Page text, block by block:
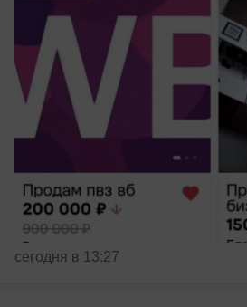
сегодня в 13:27